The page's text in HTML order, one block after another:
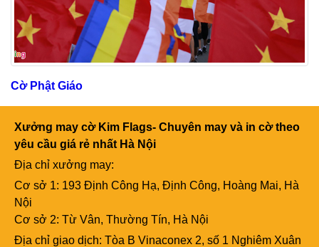
Cờ Phật Giáo
Xưởng may cờ Kim Flags- Chuyên may và in cờ theo
yêu cầu giá rẻ nhất Hà Nội
Địa chỉ xưởng may:
Cơ sở 1: 193 Định Công Hạ, Định Công, Hoàng Mai, Hà
Nội
Cơ sở 2: Từ Vân, Thường Tín, Hà Nội
Địa chỉ giao dịch: Tòa B Vinaconex 2, số 1 Nghiêm Xuân